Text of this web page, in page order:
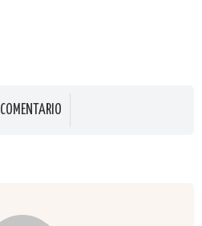
COMENTARIO